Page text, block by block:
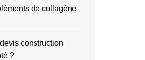
de collagène
construction
?